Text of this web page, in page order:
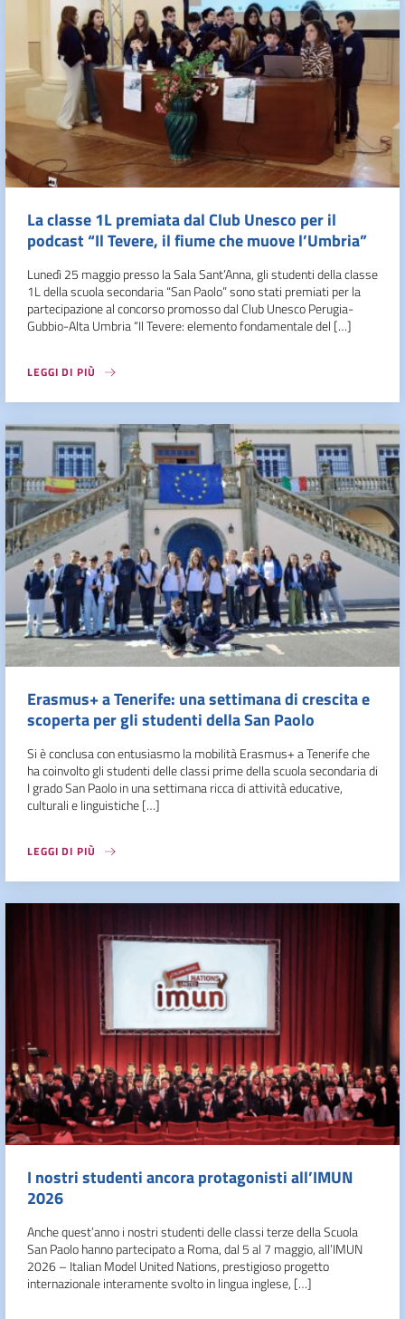
La classe 1L premiata dal Club Unesco per il
podcast “Il Tevere, il fiume che muove l’Umbria”
Lunedì 25 maggio presso la Sala Sant’Anna, gli studenti della classe
1L della scuola secondaria “San Paolo” sono stati premiati per la
partecipazione al concorso promosso dal Club Unesco Perugia-
Gubbio-Alta Umbria “Il Tevere: elemento fondamentale del […]
LEGGI DI PIÙ
Erasmus+ a Tenerife: una settimana di crescita e
scoperta per gli studenti della San Paolo
Si è conclusa con entusiasmo la mobilità Erasmus+ a Tenerife che
ha coinvolto gli studenti delle classi prime della scuola secondaria di
I grado San Paolo in una settimana ricca di attività educative,
culturali e linguistiche […]
LEGGI DI PIÙ
I nostri studenti ancora protagonisti all’IMUN
2026
Anche quest’anno i nostri studenti delle classi terze della Scuola
San Paolo hanno partecipato a Roma, dal 5 al 7 maggio, all’IMUN
2026 – Italian Model United Nations, prestigioso progetto
internazionale interamente svolto in lingua inglese, […]